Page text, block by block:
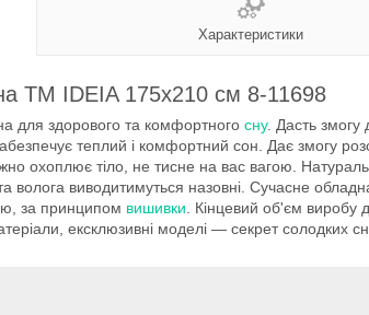
Характеристики
ТМ IDEIA 175х210 см 8-11698
для здорового та комфортного сну. Дасть змогу
теплий і комфортний сон. Дає змогу
охоплює тіло, не тисне на вас вагою.
виводитимуться назовні. Сучасне
за принципом вишивки . Кінцевий об'єм виробу
ексклюзивні моделі — секрет солодких